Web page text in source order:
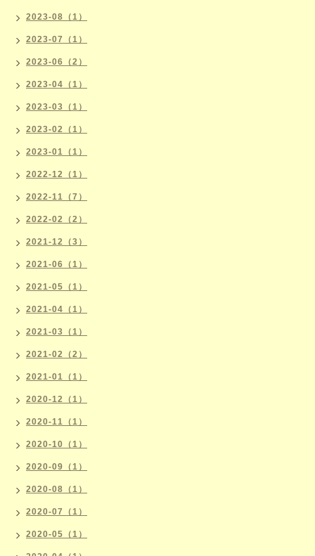
2023-08（1）
2023-07（1）
2023-06（2）
2023-04（1）
2023-03（1）
2023-02（1）
2023-01（1）
2022-12（1）
2022-11（7）
2022-02（2）
2021-12（3）
2021-06（1）
2021-05（1）
2021-04（1）
2021-03（1）
2021-02（2）
2021-01（1）
2020-12（1）
2020-11（1）
2020-10（1）
2020-09（1）
2020-08（1）
2020-07（1）
2020-05（1）